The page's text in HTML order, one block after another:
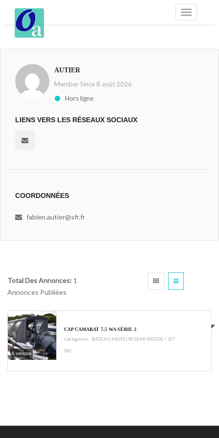
AUTIER
Member Since 8 août 2026
Hors ligne
LIENS VERS LES RÉSEAUX SOCIAUX
COORDONNÉES
fabien.autier@sfr.fr
Total Des Annonces: 1
Annonces Publiées
A vendre
€68000
CAP CAMARAT 7.5 WA SÉRIE 2
Catégories : BATEAU MOTEUR SEMI-RIGIDE / JET
SKI